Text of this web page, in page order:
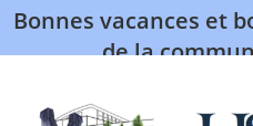
Bonnes vacances et
de la